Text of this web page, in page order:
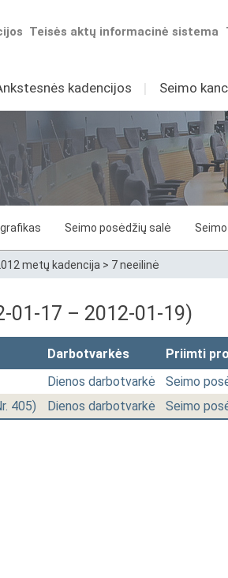
Teisės aktų informacinė sistema
kadencijos I Seimo
grafikas Seimo posėdžių salė
metų kadencija > 7 neeilinė
01-17 – 2012-01-19)
Darbotvarkės
Priimti
Dienos darbotvarkė
Seimo
405) Dienos darbotvarkė Seimo